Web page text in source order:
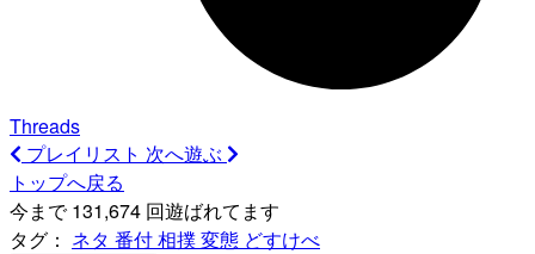
Threads
プレイリスト 次へ遊ぶ
トップへ戻る
今まで 131,674 回遊ばれてます
タグ： ネタ 番付相撲変態 どすけべ